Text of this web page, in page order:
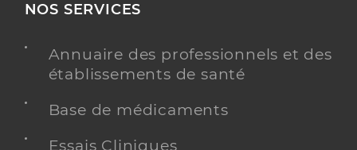
NOS SERVICES
Annuaire des professionnels et des
établissements de santé
Base de médicaments
Essais Cliniques